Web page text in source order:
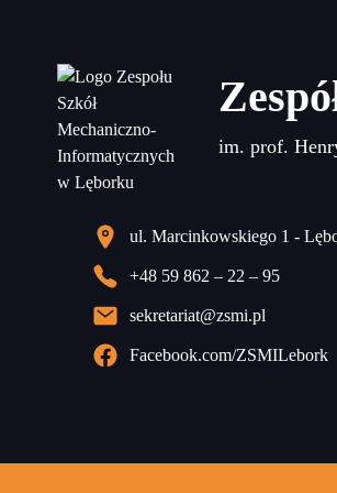
im. prof.
ul. Marcinkowskiego 1 -
+48 59 862 – 22 – 95
sekretariat@zsmi.pl
Facebook.com/ZSMILebork